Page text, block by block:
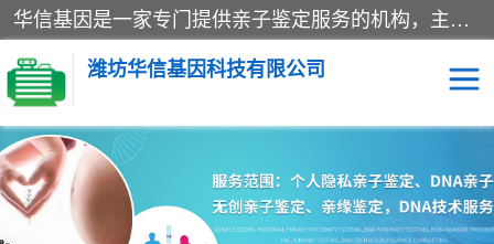
华信基因是一家专门提供亲子鉴定服务的机构，主要业务：济南亲子鉴定、临沂亲子鉴定、菏泽亲子鉴定、淄博亲子鉴定、青岛亲子鉴定、日照亲子鉴定、临朐亲子鉴定、寿光亲子鉴定等，联合广州、上海、北京、深圳、杭州、武汉、成都、合肥、贵阳、沈阳等地区有法医物证鉴定机构及基因检测公司，为国内外客户提供便捷的DNA鉴定服务。
潍坊华信基因科技有限公司
亲子鉴定 DNA亲子鉴定